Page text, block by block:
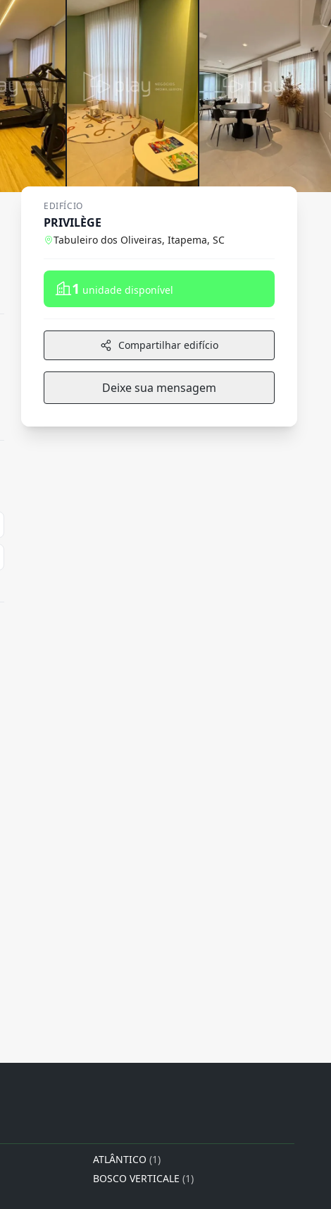
EDIFÍCIO
PRIVILÈGE
Tabuleiro dos Oliveiras, Itapema, SC
1 unidade disponível
Compartilhar edifício
Deixe sua mensagem
ATLÂNTICO (1)
BOSCO VERTICALE (1)